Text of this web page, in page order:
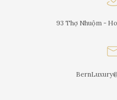
93 Thợ Nhuộm -